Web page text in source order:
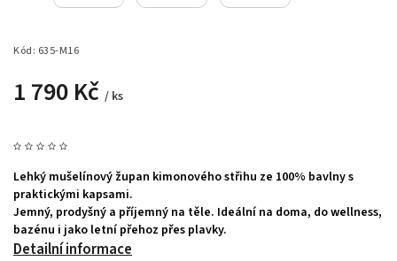
Kód: 635-M16
1 790 Kč / ks
Lehký mušelínový župan kimonového střihu ze 100% bavlny s
praktickými kapsami.
Jemný, prodyšný a příjemný na těle. Ideální na doma, do wellness, k
bazénu i jako letní přehoz přes plavky.
Detailní informace